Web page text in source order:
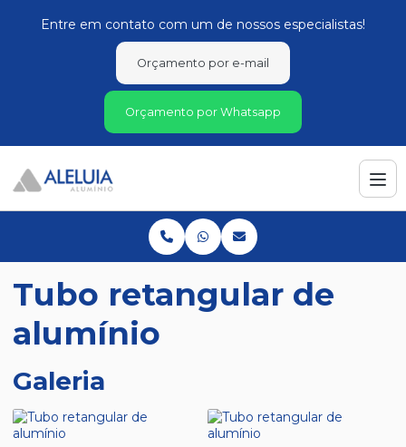
Entre em contato com um de nossos especialistas!
Orçamento por e-mail
Orçamento por Whatsapp
Tubo retangular de
alumínio
Galeria